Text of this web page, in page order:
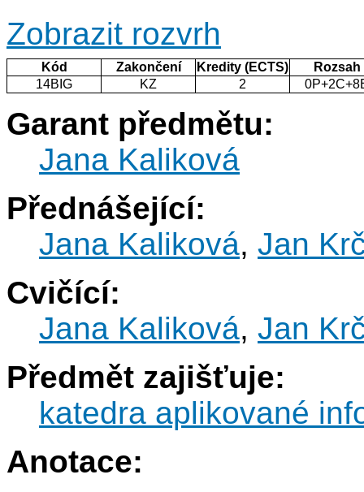
Zobrazit rozvrh
Kód Zakončení Kredity (ECTS)
Rozsah
14BIG
KZ 2
Garant předmětu:
Jana Kaliková
Přednášející:
Jana Kaliková, Jan
Cvičící:
Jana Kaliková, Jan
Předmět zajišťuje:
katedra aplikované
Anotace: